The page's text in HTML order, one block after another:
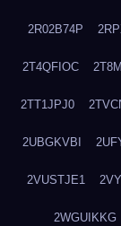
2R02B74P
2T4QFIOC
2TT1JPJ0
2UBGKVBI
2VUSTJE1
2WGUIKKG